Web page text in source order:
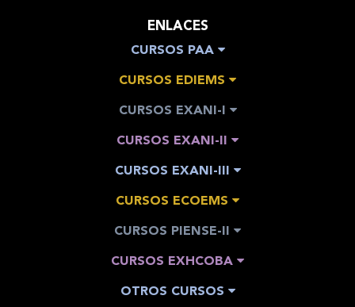
ENLACES
CURSOS PAA
CURSOS EDIEMS
CURSOS EXANI-I
CURSOS EXANI-II
CURSOS EXANI-III
CURSOS ECOEMS
CURSOS PIENSE-II
CURSOS EXHCOBA
OTROS CURSOS